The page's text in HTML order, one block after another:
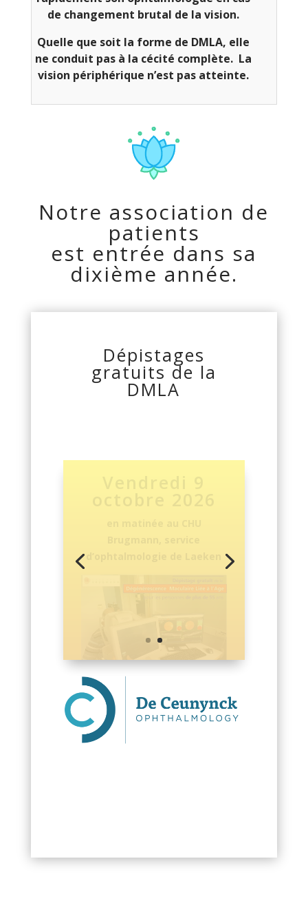
de changement brutal de la vision.
Quelle que soit la forme de DMLA, elle
ne conduit pas à la cécité complète. La
vision périphérique n’est pas atteinte.
Notre association de
patients
est entrée dans sa
dixième année.
Dépistages
gratuits de la
DMLA